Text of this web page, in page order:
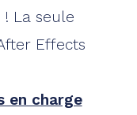
! La seule
Effects
en charge